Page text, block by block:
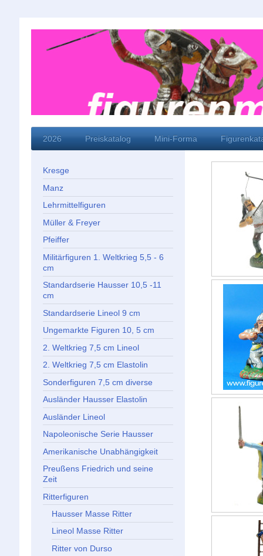
2026 Preiskatalog Mini-Forma
Kresge
Manz
Lehrmittelfiguren
Müller & Freyer
Pfeiffer
Militärfiguren 1. Weltkrieg 5,5 - 6
cm
Standardserie Hausser 10,5 -11
cm
Standardserie Lineol 9 cm
Ungemarkte Figuren 10, 5 cm
2. Weltkrieg 7,5 cm Lineol
2. Weltkrieg 7,5 cm Elastolin
Sonderfiguren 7,5 cm diverse
Ausländer Hausser Elastolin
Ausländer Lineol
Napoleonische Serie Hausser
Amerikanische Unabhängigkeit
Preußens Friedrich und seine
Zeit
Ritterfiguren
Hausser Masse Ritter
Lineol Masse Ritter
Ritter von Durso